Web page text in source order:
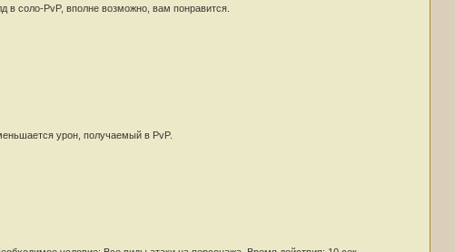
в соло-PvP, вполне возможно, вам понравится.
урон, получаемый в PvP.